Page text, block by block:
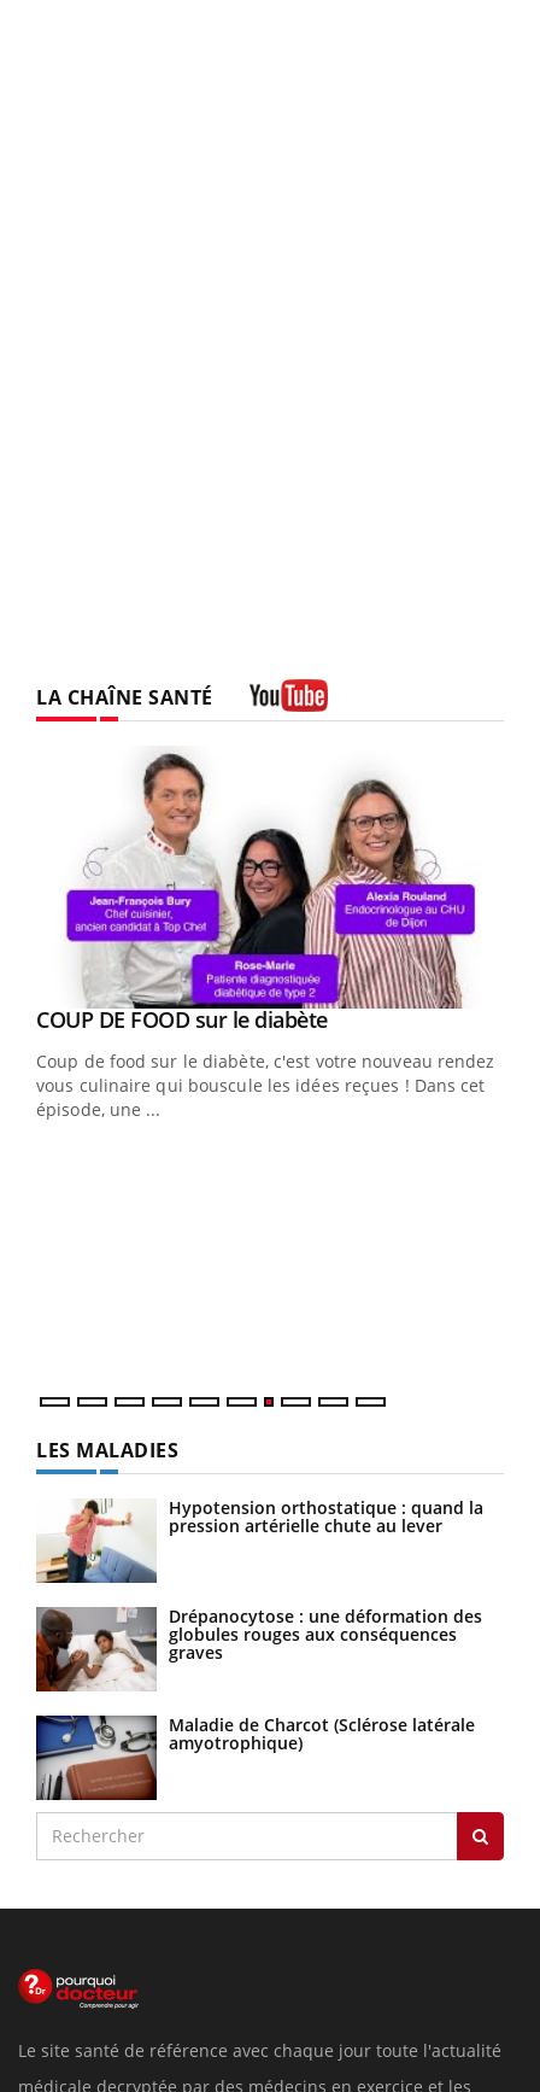
LA CHAÎNE SANTÉ
Youtube
COUP DE FOOD sur le diabèteYoutube
Coup de food sur le diabète, c'est votre nouveau rendez-
vous culinaire qui bouscule les idées reçues ! Dans cet
épisode, une ...
LES MALADIES
Hypotension orthostatique : quand la
pression artérielle chute au lever
Drépanocytose : une déformation des
globules rouges aux conséquences
graves
Maladie de Charcot (Sclérose latérale
amyotrophique)
Le site santé de référence avec chaque jour toute l'actualité
médicale decryptée par des médecins en exercice et les